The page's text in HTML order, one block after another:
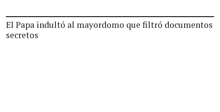
El Papa indultó al mayordomo que filtró documentos
secretos